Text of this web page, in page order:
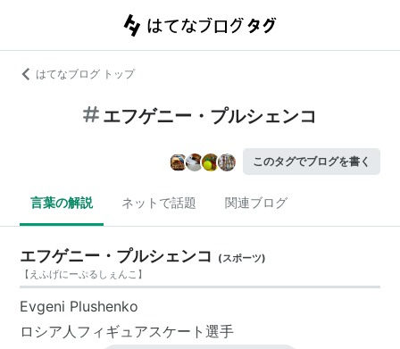
はてなブログ トップ
エフゲニー・プルシェンコ
このタグでブログを書く
言葉の解説 ネットで話題 関連ブログ
エフゲニー・プルシェンコ (スポーツ)
【 えふげにーぷるしぇんこ 】
Evgeni Plushenko
ロシア人フィギュアスケート選手